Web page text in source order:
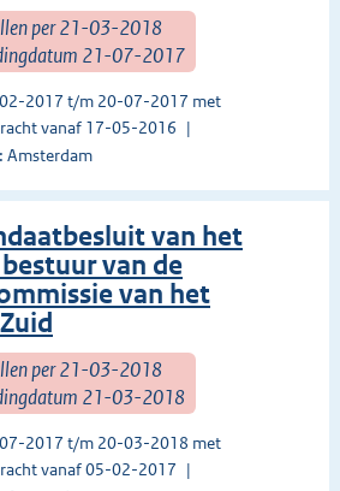
per 21-03-2018
21-07-2017
2017 t/m 20-07-2017 met
vanaf 17-05-2016
Amsterdam
van het
van de
van het
per 21-03-2018
21-03-2018
2017 t/m 20-03-2018 met
vanaf 05-02-2017